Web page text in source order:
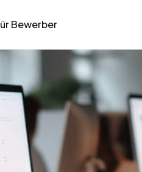
Bewerber